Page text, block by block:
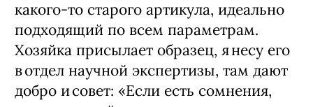
какого‑то старого артикула, идеально
подходящий по всем параметрам.
Хозяйка присылает образец, я несу его
в отдел научной экспертизы, там дают
добро и совет: «Если есть сомнения,